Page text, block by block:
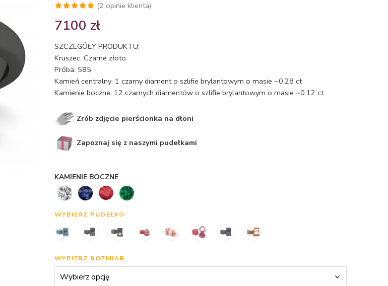
5.00na 5
ocen
klientów
(2 opinie klienta)
7100 zł
SZCZEGÓŁY PRODUKTU:
Kruszec: Czarne złoto
Próba: 585
Kamień centralny: 1 czarny diament o szlifie brylantowym o masie ~0.28 ct
Kamienie boczne: 12 czarnych diamentów o szlifie brylantowym o masie ~0.12 ct
Zrób zdjęcie pierścionka na dłoni
Zapoznaj się z naszymi pudełkami
KAMIENIE BOCZNE
WYBIERZ PUDEŁKO
WYBIERZ ROZMIAR